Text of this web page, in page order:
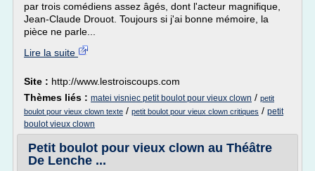
par trois comédiens assez âgés, dont l'acteur magnifique,
Jean-Claude Drouot. Toujours si j'ai bonne mémoire, la
pièce ne parle...
Lire la suite
Site : http://www.lestroiscoups.com
Thèmes liés : matei visniec petit boulot pour vieux clown / petit
boulot pour vieux clown texte / petit boulot pour vieux clown critiques / petit
boulot vieux clown
Petit boulot pour vieux clown au Théâtre
De Lenche ...